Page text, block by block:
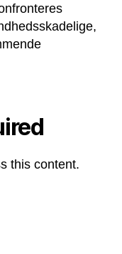
this content.